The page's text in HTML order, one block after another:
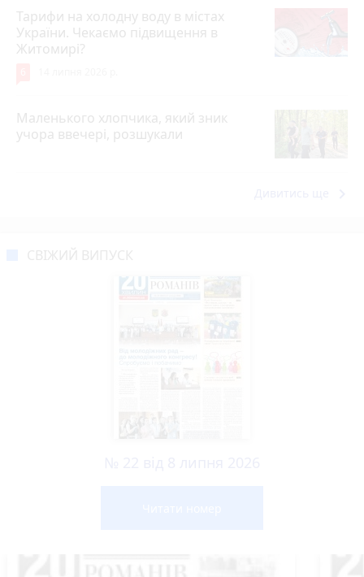
Тарифи на холодну воду в містах
України. Чекаємо підвищення в
Житомирі?
Маленького хлопчика, який зник
учора ввечері, розшукали